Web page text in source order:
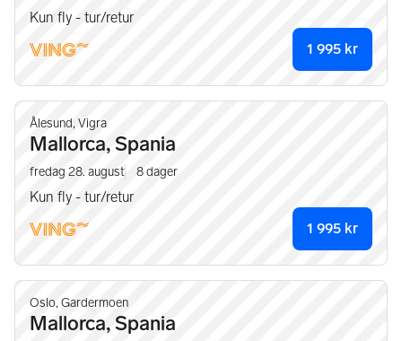
Kun fly - tur/retur
1 995 kr
Ålesund, Vigra
Mallorca, Spania
fredag 28. august 8dager
Kun fly - tur/retur
1 995 kr
Oslo, Gardermoen
Mallorca, Spania